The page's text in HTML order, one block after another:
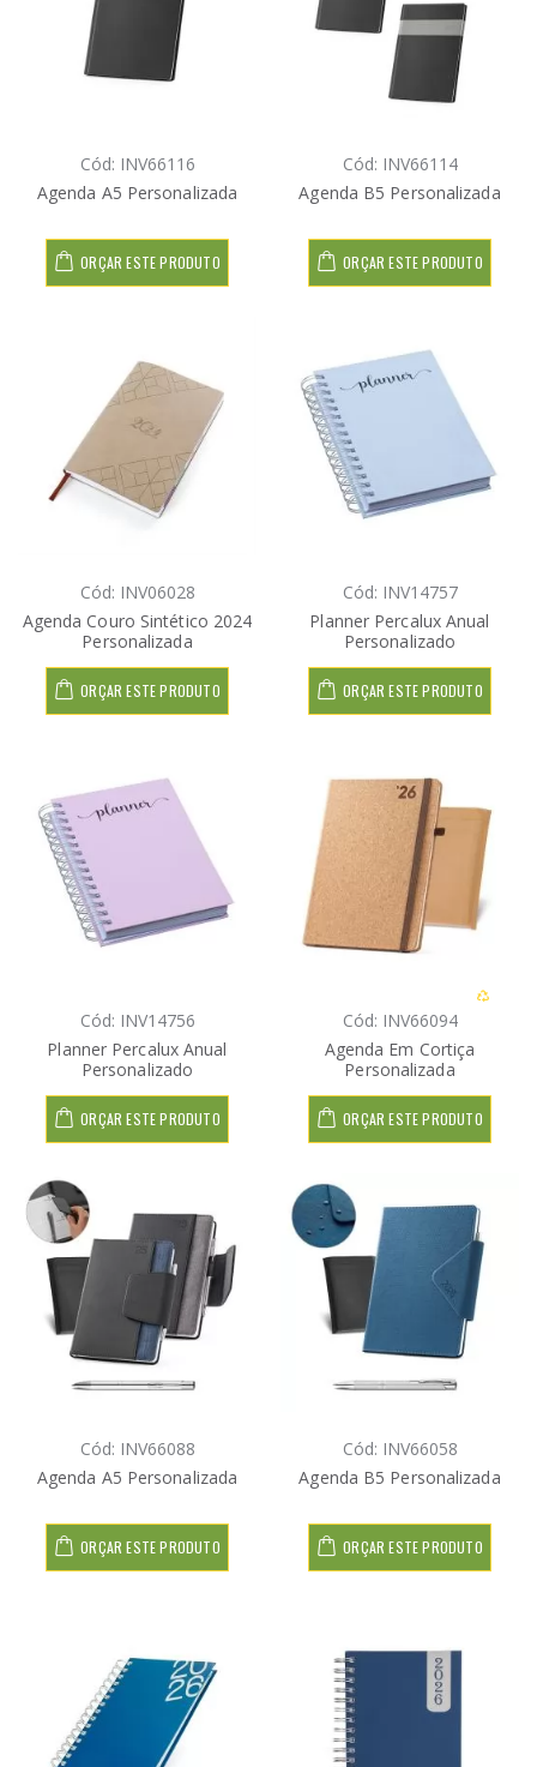
Cód: INV66116
Agenda A5 Personalizada
ORÇAR ESTE PRODUTO
Cód: INV66114
Agenda B5 Personalizada
ORÇAR ESTE PRODUTO
Cód: INV06028
Agenda Couro Sintético 2024
Personalizada
ORÇAR ESTE PRODUTO
Cód: INV14757
Planner Percalux Anual
Personalizado
ORÇAR ESTE PRODUTO
Cód: INV14756
Planner Percalux Anual
Personalizado
ORÇAR ESTE PRODUTO
Cód: INV66094
Agenda Em Cortiça
Personalizada
ORÇAR ESTE PRODUTO
Cód: INV66088
Agenda A5 Personalizada
ORÇAR ESTE PRODUTO
Cód: INV66058
Agenda B5 Personalizada
ORÇAR ESTE PRODUTO